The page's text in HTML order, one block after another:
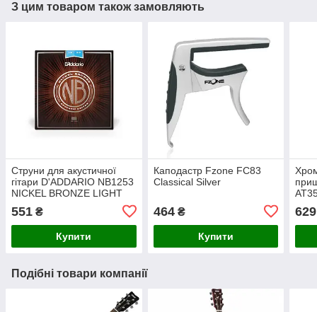
З цим товаром також замовляють
Струни для акустичної
гітари D'ADDARIO NB1253
NICKEL BRONZE LIGHT
551 ₴
Купити
Каподастр Fzone FC83
Classical Silver
464₴
Купити
629
Подібні товари компанії